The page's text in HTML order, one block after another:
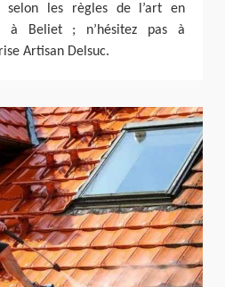
selon les règles de l’art en
à Beliet ; n’hésitez pas à
Artisan Delsuc.